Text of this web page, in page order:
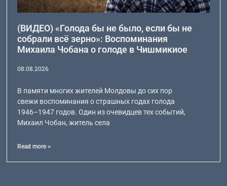
(ВИДЕО) «Голода бы не было, если бы не
собрали всё зерно»: Воспоминания
Михаила Чобана о голоде в Чишмикиое
08.08.2026
В памяти многих жителей Молдовы до сих пор
свежи воспоминания о страшных годах голода
1946–1947 годов. Один из очевидцев тех событий,
Михаил Чобан, житель села
Read more >